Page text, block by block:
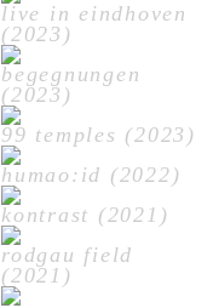
live in eindhoven
(2023)
begegnungen
(2023)
99 temples (2023)
humao:id (2022)
kontrast (2021)
rodgau field
(2021)